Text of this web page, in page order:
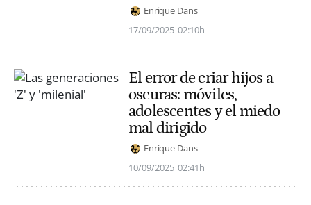
Enrique Dans
17/09/2025 02:10h
El error de criar hijos a
oscuras: móviles,
adolescentes y el miedo
mal dirigido
Enrique Dans
10/09/2025 02:41h